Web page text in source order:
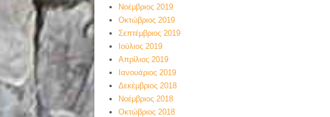
Νοέμβριος 2019
Οκτώβριος 2019
Σεπτέμβριος 2019
Ιούλιος 2019
Απρίλιος 2019
Ιανουάριος 2019
Δεκέμβριος 2018
Νοέμβριος 2018
Οκτώβριος 2018